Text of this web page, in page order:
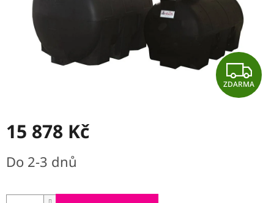
Z
D
ZDARMA
15 878 Kč
cena:
Do 2-3 dnů